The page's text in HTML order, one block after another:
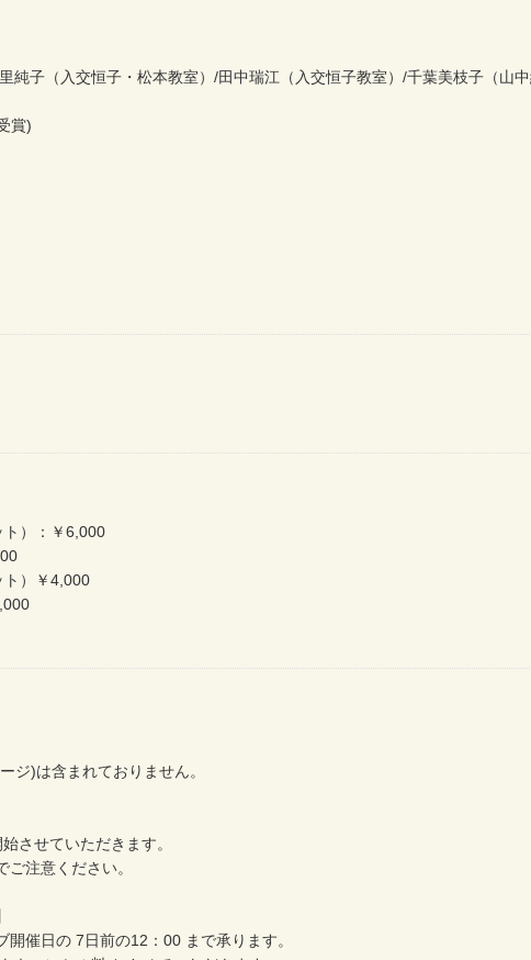
純子（入交恒子・松本教室）/田中瑞江（入交恒子教室）/千葉美枝子（山
賞)
ト）：￥6,000
ト）￥4,000
ジ)は含まれておりません。
させていただきます。
注意ください。
催日の 7日前の12：00 まで承ります。